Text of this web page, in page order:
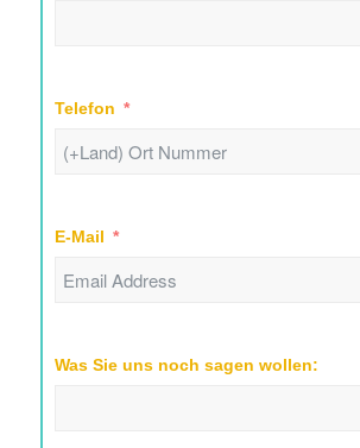
Telefon
E-Mail
Was Sie uns noch sagen wollen: